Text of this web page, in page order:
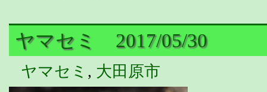
ヤマセミ 2017/05/30
ヤマセミ , 大田原市